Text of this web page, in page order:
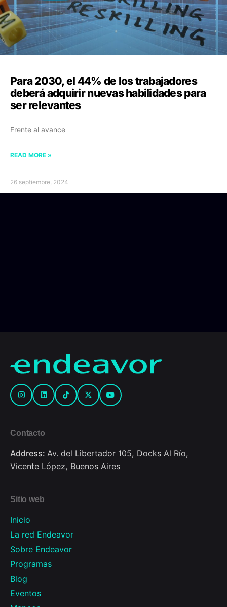
Para 2030, el 44% de los trabajadores
deberá adquirir nuevas habilidades para
ser relevantes
Frente al avance
READ MORE »
26 septiembre, 2024
Contacto
Address: Av. del Libertador 105, Docks Al Río,
Vicente López, Buenos Aires
Sitio web
Inicio
La red Endeavor
Sobre Endeavor
Programas
Blog
Eventos